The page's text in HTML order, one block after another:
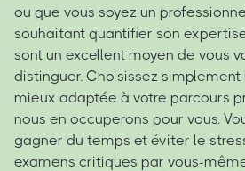
ou que vous soyez un
souhaitant quantifier son
sont un excellent moyen de vous
distinguer. Choisissez
mieux adaptée à votre parcours
nous en occuperons pour vous.
gagner du temps et éviter le
examens critiques par vous-